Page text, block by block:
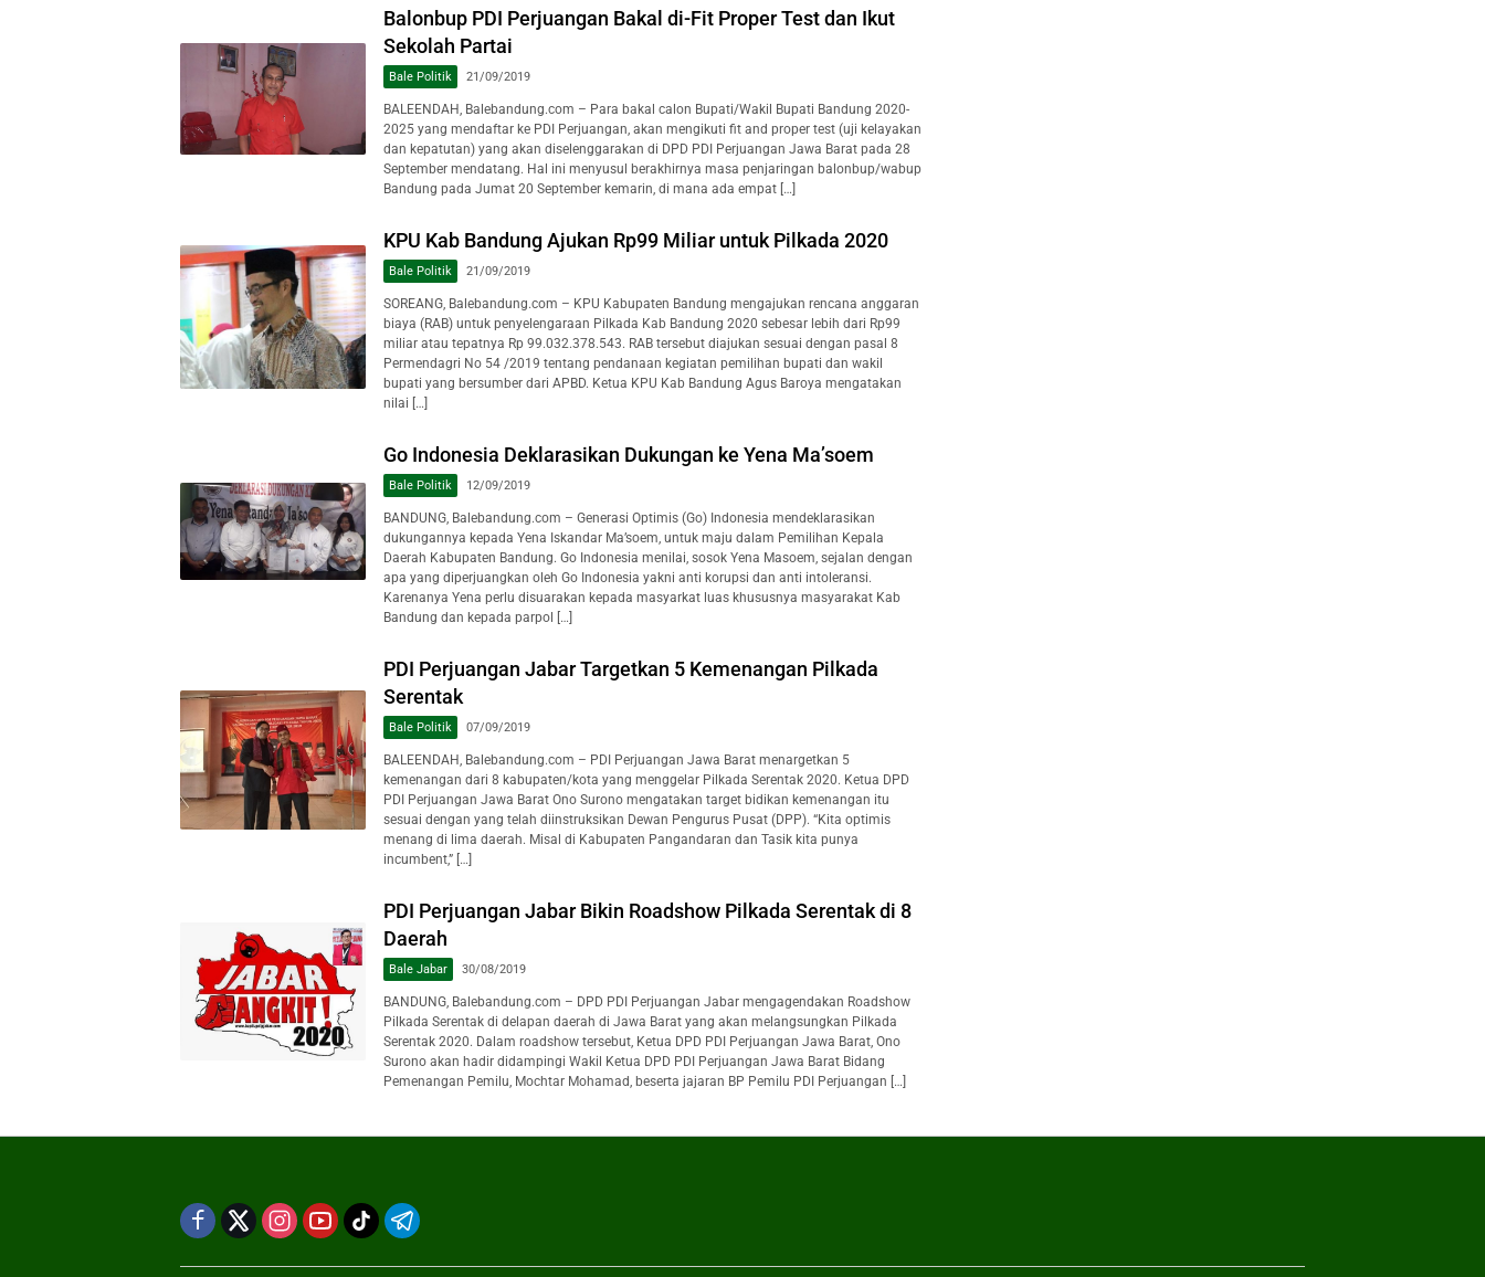
Balonbup PDI Perjuangan Bakal di-Fit Proper Test dan Ikut
Sekolah Partai
Bale Politik 21/09/2019
BALEENDAH, Balebandung.com – Para bakal calon Bupati/Wakil Bupati Bandung 2020-
2025 yang mendaftar ke PDI Perjuangan, akan mengikuti fit and proper test (uji kelayakan
dan kepatutan) yang akan diselenggarakan di DPD PDI Perjuangan Jawa Barat pada 28
September mendatang. Hal ini menyusul berakhirnya masa penjaringan balonbup/wabup
Bandung pada Jumat 20 September kemarin, di mana ada empat […]
KPU Kab Bandung Ajukan Rp99 Miliar untuk Pilkada 2020
Bale Politik 21/09/2019
SOREANG, Balebandung.com – KPU Kabupaten Bandung mengajukan rencana anggaran
biaya (RAB) untuk penyelengaraan Pilkada Kab Bandung 2020 sebesar lebih dari Rp99
miliar atau tepatnya Rp 99.032.378.543. RAB tersebut diajukan sesuai dengan pasal 8
Permendagri No 54 /2019 tentang pendanaan kegiatan pemilihan bupati dan wakil
bupati yang bersumber dari APBD. Ketua KPU Kab Bandung Agus Baroya mengatakan
nilai […]
Go Indonesia Deklarasikan Dukungan ke Yena Ma’soem
Bale Politik 12/09/2019
BANDUNG, Balebandung.com – Generasi Optimis (Go) Indonesia mendeklarasikan
dukungannya kepada Yena Iskandar Ma’soem, untuk maju dalam Pemilihan Kepala
Daerah Kabupaten Bandung. Go Indonesia menilai, sosok Yena Masoem, sejalan dengan
apa yang diperjuangkan oleh Go Indonesia yakni anti korupsi dan anti intoleransi.
Karenanya Yena perlu disuarakan kepada masyarkat luas khususnya masyarakat Kab
Bandung dan kepada parpol […]
PDI Perjuangan Jabar Targetkan 5 Kemenangan Pilkada
Serentak
Bale Politik 07/09/2019
BALEENDAH, Balebandung.com – PDI Perjuangan Jawa Barat menargetkan 5
kemenangan dari 8 kabupaten/kota yang menggelar Pilkada Serentak 2020. Ketua DPD
PDI Perjuangan Jawa Barat Ono Surono mengatakan target bidikan kemenangan itu
sesuai dengan yang telah diinstruksikan Dewan Pengurus Pusat (DPP). “Kita optimis
menang di lima daerah. Misal di Kabupaten Pangandaran dan Tasik kita punya
incumbent,” […]
PDI Perjuangan Jabar Bikin Roadshow Pilkada Serentak di 8
Daerah
Bale Jabar 30/08/2019
BANDUNG, Balebandung.com – DPD PDI Perjuangan Jabar mengagendakan Roadshow
Pilkada Serentak di delapan daerah di Jawa Barat yang akan melangsungkan Pilkada
Serentak 2020. Dalam roadshow tersebut, Ketua DPD PDI Perjuangan Jawa Barat, Ono
Surono akan hadir didampingi Wakil Ketua DPD PDI Perjuangan Jawa Barat Bidang
Pemenangan Pemilu, Mochtar Mohamad, beserta jajaran BP Pemilu PDI Perjuangan […]